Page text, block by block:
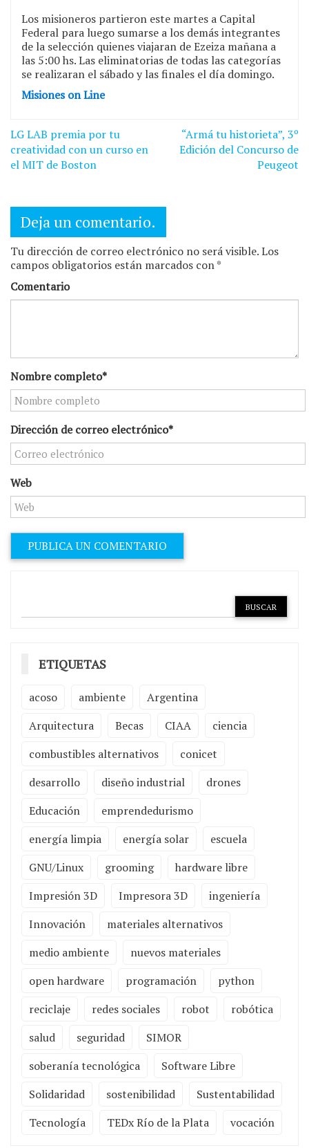
Los misioneros partieron este martes a Capital
Federal para luego sumarse a los demás integrantes
de la selección quienes viajaran de Ezeiza mañana a
las 5:00 hs. Las eliminatorias de todas las categorías
se realizaran el sábado y las finales el día domingo.
Misiones on Line
Navegación
de
entradas
LG LAB premia por tu
creatividad con un curso en
el MIT de Boston
“Armá tu historieta”, 3º
Edición del Concurso de
Peugeot
Deja un comentario.
Tu dirección de correo electrónico no será visible. Los
campos obligatorios están marcados con *
Comentario
Nombre completo*
Dirección de correo electrónico*
Web
ETIQUETAS
acoso ambiente
Argentina
Arquitectura
Becas CIAA
ciencia
combustibles alternativos
conicet
desarrollo
diseño industrial
drones
Educación
emprendedurismo
energía limpia
energía solar
escuela
GNU/Linux
grooming
hardware libre
Impresión 3D
Impresora 3D
ingeniería
Innovación
materiales alternativos
medio ambiente
nuevos materiales
open hardware
programación
python
reciclaje
redes sociales robot
robótica
salud
seguridad
SIMOR
soberanía tecnológica
Software Libre
Solidaridad
sostenibilidad
Sustentabilidad
Tecnología
TEDx Río de la Plata vocación